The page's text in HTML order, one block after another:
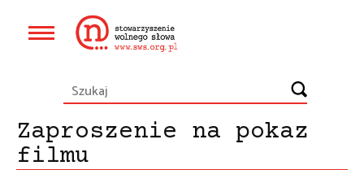
Główna
Zaproszenie na pokaz
filmu